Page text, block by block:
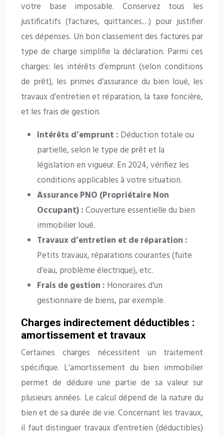
votre base imposable. Conservez tous les
justificatifs (factures, quittances…) pour justifier
ces dépenses. Un bon classement des factures par
type de charge simplifie la déclaration. Parmi ces
charges: les intérêts d’emprunt (selon conditions
de prêt), les primes d’assurance du bien loué, les
travaux d’entretien et réparation, la taxe foncière,
et les frais de gestion.
Intérêts d’emprunt : Déduction totale ou
partielle, selon le type de prêt et la
législation en vigueur. En 2024, vérifiez les
conditions applicables à votre situation.
Assurance PNO (Propriétaire Non
Occupant) :Couverture essentielle du bien
immobilier loué.
Travaux d’entretien et de réparation :
Petits travaux, réparations courantes (fuite
d’eau, problème électrique), etc.
Frais de gestion : Honoraires d’un
gestionnaire de biens, par exemple.
Charges indirectement déductibles :
amortissement et travaux
Certaines charges nécessitent un traitement
spécifique. L’amortissement du bien immobilier
permet de déduire une partie de sa valeur sur
plusieurs années. Le calcul dépend de la nature du
bien et de sa durée de vie. Concernant les travaux,
il faut distinguer travaux d’entretien (déductibles)